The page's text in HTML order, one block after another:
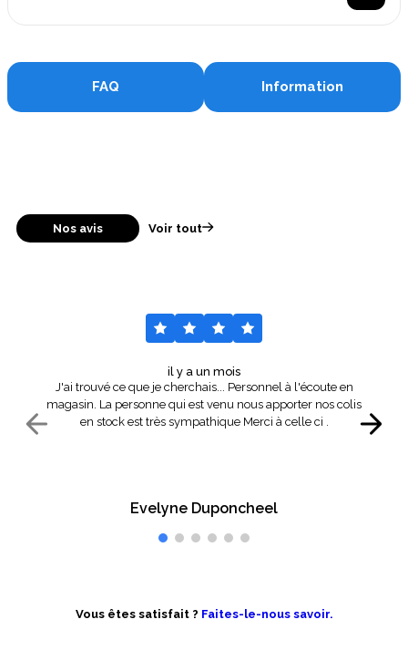
FAQ Information
Nos avis Voir tout
il y a un mois
J'ai trouvé ce que je cherchais... Personnel à l'écoute en
magasin. La personne qui est venu nous apporter nos colis
en stock est très sympathique Merci à celle ci .
Evelyne Duponcheel
Vous êtes satisfait ? Faites-le-nous savoir.